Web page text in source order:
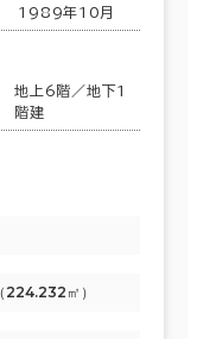
1989年10月
地上6階／地下1
階建
㎡）